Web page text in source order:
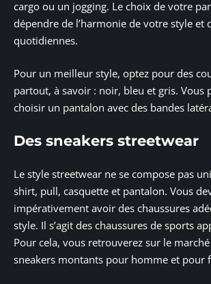
cargo ou un jogging. Le choix de votre
dépendre de l’harmonie de votre style et
quotidiennes.
Pour un meilleur style, optez pour des
partout, à savoir : noir, bleu et gris. Vous
choisir un pantalon avec des bandes
Des sneakers streetwear
Le style streetwear ne se compose pas
shirt, pull, casquette et pantalon. Vous
impérativement avoir des chaussures
style. Il s’agit des chaussures de sports
Pour cela, vous retrouverez sur le
sneakers montants pour homme et pour